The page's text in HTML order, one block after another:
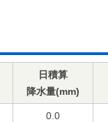
日積算
降水量(mm)
0.0